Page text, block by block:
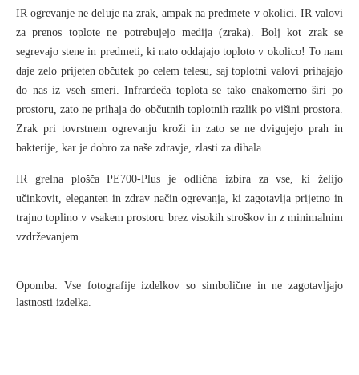
IR ogrevanje ne deluje na zrak, ampak na predmete v okolici. IR valovi
za prenos toplote ne potrebujejo medija (zraka). Bolj kot zrak se
segrevajo stene in predmeti, ki nato oddajajo toploto v okolico! To nam
daje zelo prijeten občutek po celem telesu, saj toplotni valovi prihajajo
do nas iz vseh smeri. Infrardeča toplota se tako enakomerno širi po
prostoru, zato ne prihaja do občutnih toplotnih razlik po višini prostora.
Zrak pri tovrstnem ogrevanju kroži in zato se ne dvigujejo prah in
bakterije, kar je dobro za naše zdravje, zlasti za dihala.
IR grelna plošča PE700-Plus je odlična izbira za vse, ki želijo
učinkovit, eleganten in zdrav način ogrevanja, ki zagotavlja prijetno in
trajno toplino v vsakem prostoru brez visokih stroškov in z minimalnim
vzdrževanjem.
Opomba: Vse fotografije izdelkov so simbolične in ne zagotavljajo
lastnosti izdelka.